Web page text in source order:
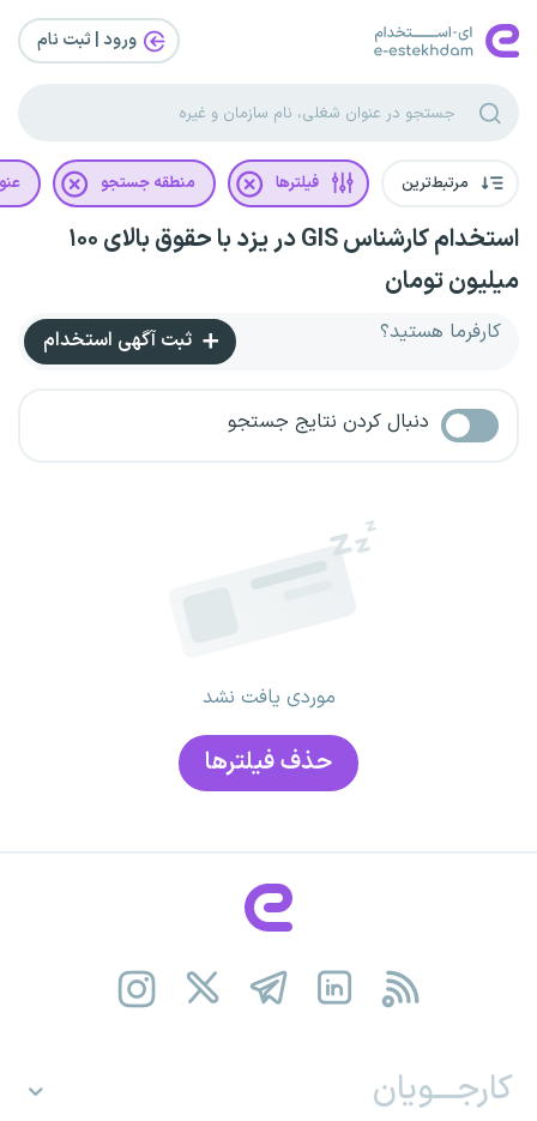
ورود | ثبت‌ نام
مرتبط‌ترین فیلترها منطقه جستجو
استخدام کارشناس GIS در یزد با حقوق بالای ۱۰۰
میلیون تومان
کارفرما هستید؟ ثبت آگهی استخدام
دنبال کردن نتایج جستجو
موردی یافت نشد
حذف فیلتر‌ها
کارجـــویان